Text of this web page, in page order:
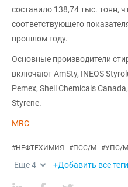
составило 138,74 тыс. тонн,
соответствующего
прошлом году.
Основные производители
включают AmSty, INEOS
Pemex, Shell Chemicals
Styrene.
MRC
#НЕФТЕХИМИЯ #ПСС/М #УПС/М
Еще4 +Добавить все